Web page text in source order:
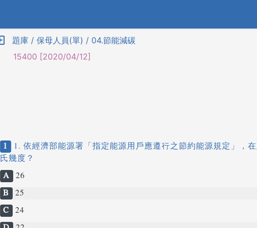
題庫 / 保母人員(單) / 04.節能減碳
15400 [2020/04/12]
1
1. 依經濟部能源署「指定能源用戶應遵行之節約能源規定」，
氏幾度？
A 26
B 25
C 24